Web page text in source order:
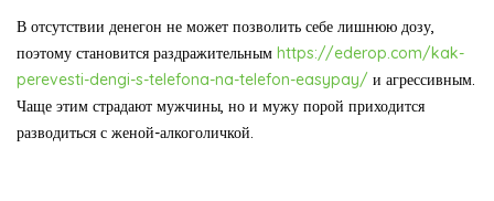
В отсутствии денегон не может позволить себе лишнюю дозу,
поэтому становится раздражительным https://ederop.com/kak-
perevesti-dengi-s-telefona-na-telefon-easypay/ и агрессивным.
Чаще этим страдают мужчины, но и мужу порой приходится
разводиться с женой-алкоголичкой.